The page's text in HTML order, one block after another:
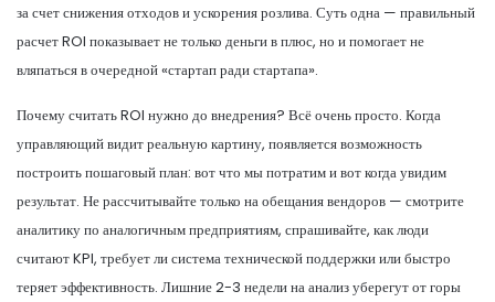
за счет снижения отходов и ускорения розлива. Суть одна — правильный
расчет ROI показывает не только деньги в плюс, но и помогает не
вляпаться в очередной «стартап ради стартапа».
Почему считать ROI нужно до внедрения? Всё очень просто. Когда
управляющий видит реальную картину, появляется возможность
построить пошаговый план: вот что мы потратим и вот когда увидим
результат. Не рассчитывайте только на обещания вендоров — смотрите
аналитику по аналогичным предприятиям, спрашивайте, как люди
считают KPI, требует ли система технической поддержки или быстро
теряет эффективность. Лишние 2-3 недели на анализ уберегут от горы